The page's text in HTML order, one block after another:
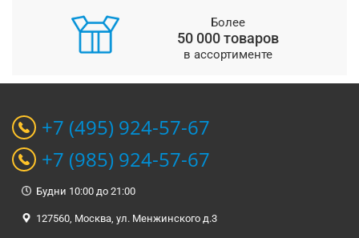
Более
50 000 товаров
в ассортименте
+7 (495) 924-57-67
+7 (985) 924-57-67
Будни 10:00 до 21:00
127560, Москва, ул. Менжинского д.3